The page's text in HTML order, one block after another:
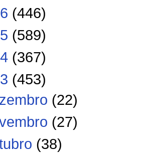
(446)
(589)
(367)
(453)
(22)
(27)
(38)